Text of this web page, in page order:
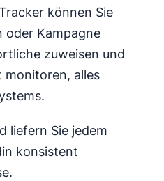
können Sie
oder Kampagne
zuweisen und
alles
liefern Sie jedem
konsistent